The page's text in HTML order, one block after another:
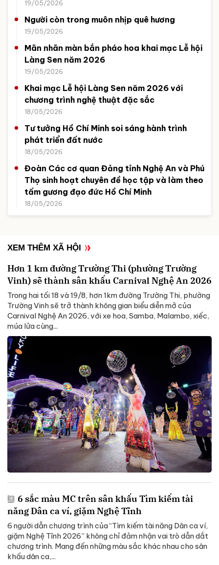
19/05/2026
Người còn trong muôn nhịp quê hương
19/05/2026
Mãn nhãn màn bắn pháo hoa khai mạc Lễ hội
Làng Sen năm 2026
19/05/2026
Khai mạc Lễ hội Làng Sen năm 2026 với
chương trình nghệ thuật đặc sắc
18/05/2026
Tư tưởng Hồ Chí Minh soi sáng hành trình
phát triển đất nước
18/05/2026
Đoàn Các cơ quan Đảng tỉnh Nghệ An và Phú
Thọ sinh hoạt chuyên đề học tập và làm theo
tấm gương đạo đức Hồ Chí Minh
18/05/2026
XEM THÊM XÃ HỘI
Hơn 1 km đường Trường Thi (phường Trường
Vinh) sẽ thành sân khấu Carnival Nghệ An 2026
Trong hai tối 18 và 19/8, hơn 1km đường Trường Thi, phường
Trường Vinh sẽ trở thành không gian biểu diễn mở của
Carnival Nghệ An 2026, với xe hoa, Samba, Malambo, xiếc,
múa lửa cùng...
6 sắc màu MC trên sân khấu Tìm kiếm tài
năng Dân ca ví, giặm Nghệ Tĩnh
6 người dẫn chương trình của “Tìm kiếm tài năng Dân ca ví,
giặm Nghệ Tĩnh 2026” không chỉ đảm nhận vai trò dẫn dắt
chương trình. Mang đến những màu sắc khác nhau cho sân
khấu dân ca,...